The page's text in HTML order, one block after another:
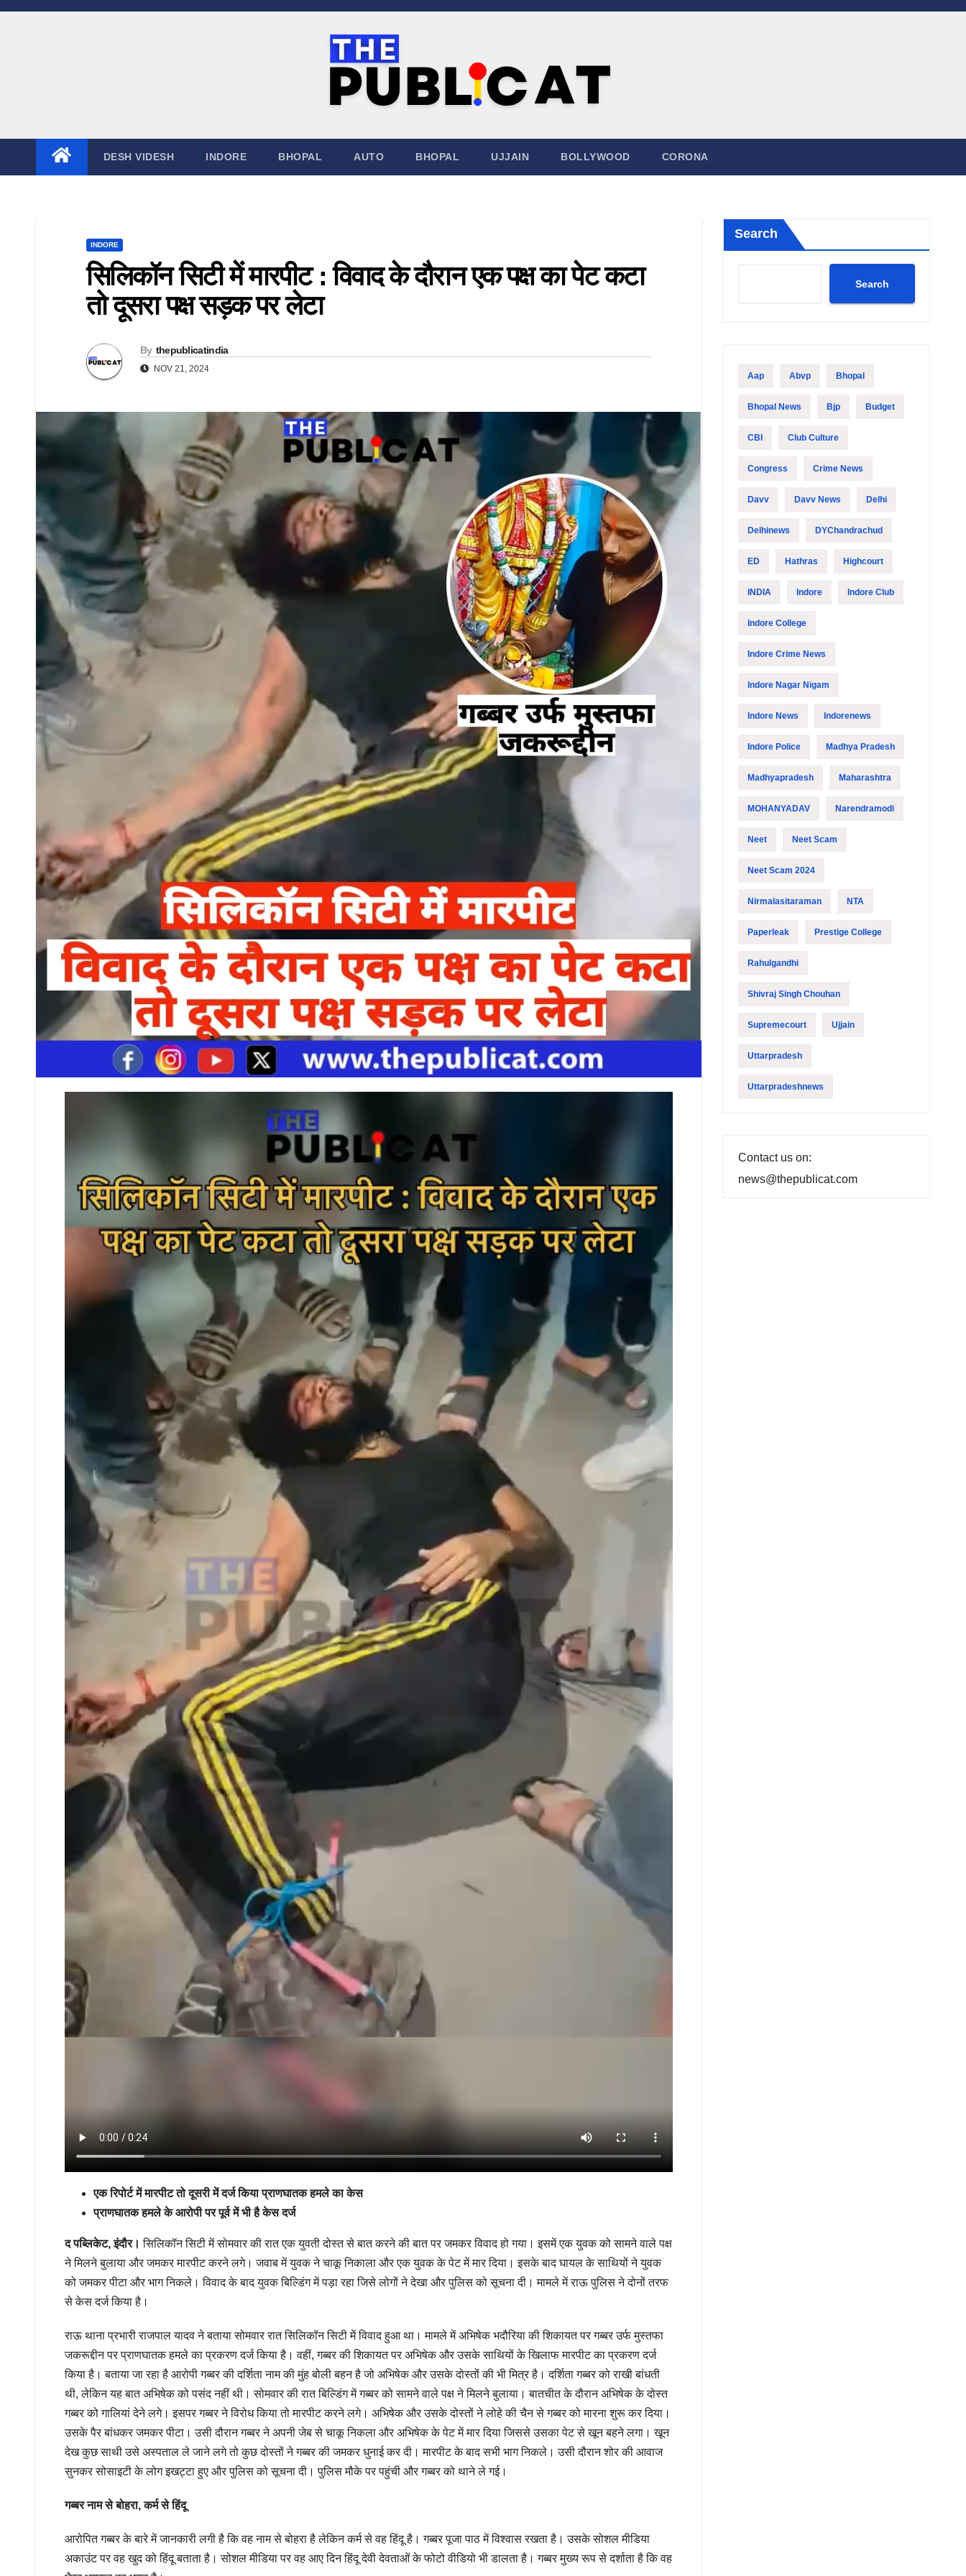
Skip
DESH VIDESH INDORE BHOPAL AUTO BHOPAL UJJAIN BOLLYWOOD CORONA
INDORE
सिलिकॉन सिटी में मारपीट : विवाद के दौरान एक पक्ष का पेट कटा
तो दूसरा पक्ष सड़क पर लेटा
By thepublicatindia
NOV 21, 2024
एक रिपोर्ट में मारपीट तो दूसरी में दर्ज किया प्राणघातक हमले का केस
प्राणघातक हमले के आरोपी पर पूर्व में भी है केस दर्ज
द पब्लिकेट, इंदौर। सिलिकॉन सिटी में सोमवार की रात एक युवती दोस्त से बात करने की बात पर जमकर विवाद हो गया। इसमें एक युवक को सामने वाले पक्ष
ने मिलने बुलाया और जमकर मारपीट करने लगे। जवाब में युवक ने चाकू निकाला और एक युवक के पेट में मार दिया। इसके बाद घायल के साथियों ने युवक
को जमकर पीटा और भाग निकले। विवाद के बाद युवक बिल्डिंग में पड़ा रहा जिसे लोगों ने देखा और पुलिस को सूचना दी। मामले में राऊ पुलिस ने दोनों तरफ
से केस दर्ज किया है।
राऊ थाना प्रभारी राजपाल यादव ने बताया सोमवार रात सिलिकॉन सिटी में विवाद हुआ था। मामले में अभिषेक भदौरिया की शिकायत पर गब्बर उर्फ मुस्तफा
जकरूद्दीन पर प्राणघातक हमले का प्रकरण दर्ज किया है। वहीं, गब्बर की शिकायत पर अभिषेक और उसके साथियों के खिलाफ मारपीट का प्रकरण दर्ज
किया है। बताया जा रहा है आरोपी गब्बर की दर्शिता नाम की मुंह बोली बहन है जो अभिषेक और उसके दोस्तों की भी मित्र है। दर्शिता गब्बर को राखी बांधती
थी, लेकिन यह बात अभिषेक को पसंद नहीं थी। सोमवार की रात बिल्डिंग में गब्बर को सामने वाले पक्ष ने मिलने बुलाया। बातचीत के दौरान अभिषेक के दोस्त
गब्बर को गालियां देने लगे। इसपर गब्बर ने विरोध किया तो मारपीट करने लगे। अभिषेक और उसके दोस्तों ने लोहे की चैन से गब्बर को मारना शुरू कर दिया।
उसके पैर बांधकर जमकर पीटा। उसी दौरान गब्बर ने अपनी जेब से चाकू निकला और अभिषेक के पेट में मार दिया जिससे उसका पेट से खून बहने लगा। खून
देख कुछ साथी उसे अस्पताल ले जाने लगे तो कुछ दोस्तों ने गब्बर की जमकर धुनाई कर दी। मारपीट के बाद सभी भाग निकले। उसी दौरान शोर की आवाज
सुनकर सोसाइटी के लोग इखट्टा हुए और पुलिस को सूचना दी। पुलिस मौके पर पहुंची और गब्बर को थाने ले गई।
गब्बर नाम से बोहरा, कर्म से हिंदू
आरोपित गब्बर के बारे में जानकारी लगी है कि वह नाम से बोहरा है लेकिन कर्म से वह हिंदू है। गब्बर पूजा पाठ में विश्वास रखता है। उसके सोशल मीडिया
अकाउंट पर वह खुद को हिंदू बताता है। सोशल मीडिया पर वह आए दिन हिंदू देवी देवताओं के फोटो वीडियो भी डालता है। गब्बर मुख्य रूप से दर्शाता है कि वह
Search
Search
Aap Abvp Bhopal
Bhopal News Bjp Budget
CBI Club Culture
Congress Crime News
Davv Davv News Delhi
Delhinews DYChandrachud
ED Hathras Highcourt
INDIA Indore Indore Club
Indore College
Indore Crime News
Indore Nagar Nigam
Indore News Indorenews
Indore Police Madhya Pradesh
Madhyapradesh Maharashtra
MOHANYADAV Narendramodi
Neet Neet Scam
Neet Scam 2024
Nirmalasitaraman NTA
Paperleak Prestige College
Rahulgandhi
Shivraj Singh Chouhan
Supremecourt Ujjain
Uttarpradesh
Uttarpradeshnews
Contact us on:
news@thepublicat.com